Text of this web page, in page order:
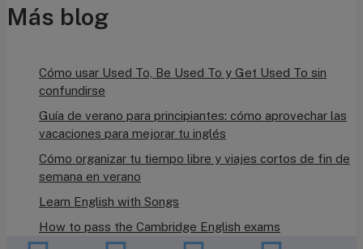
Curso Intensivo Trimestral
Más blog
Cómo usar Used To, Be Used To y Get Used To sin
confundirse
Guía de verano para principiantes: cómo aprovechar las
vacaciones para mejorar tu inglés
Cómo organizar tu tiempo libre y viajes cortos de fin de
semana en verano
Learn English with Songs
How to pass the Cambridge English exams